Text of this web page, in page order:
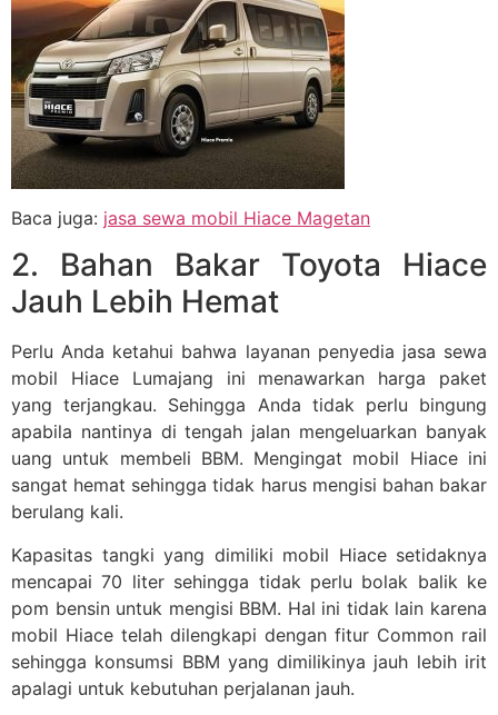
Baca juga: jasa sewa mobil Hiace Magetan
2. Bahan Bakar Toyota Hiace
Jauh Lebih Hemat
Perlu Anda ketahui bahwa layanan penyedia jasa sewa
mobil Hiace Lumajang ini menawarkan harga paket
yang terjangkau. Sehingga Anda tidak perlu bingung
apabila nantinya di tengah jalan mengeluarkan banyak
uang untuk membeli BBM. Mengingat mobil Hiace ini
sangat hemat sehingga tidak harus mengisi bahan bakar
berulang kali.
Kapasitas tangki yang dimiliki mobil Hiace setidaknya
mencapai 70 liter sehingga tidak perlu bolak balik ke
pom bensin untuk mengisi BBM. Hal ini tidak lain karena
mobil Hiace telah dilengkapi dengan fitur Common rail
sehingga konsumsi BBM yang dimilikinya jauh lebih irit
apalagi untuk kebutuhan perjalanan jauh.